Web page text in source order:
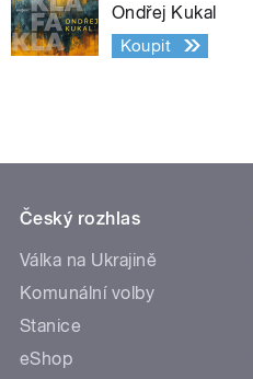
Ondřej Kukal
Koupit
Český rozhlas
Válka na Ukrajině
Komunální volby
Stanice
eShop